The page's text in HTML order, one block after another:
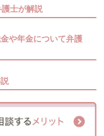
士が解説
や年金について弁護